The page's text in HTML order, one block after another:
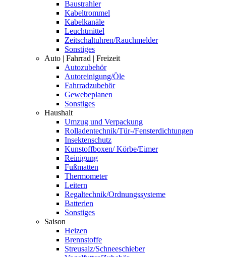
Baustrahler
Kabeltrommel
Kabelkanäle
Leuchtmittel
Zeitschaltuhren/Rauchmelder
Sonstiges
Auto | Fahrrad | Freizeit
Autozubehör
Autoreinigung/Öle
Fahrradzubehör
Gewebeplanen
Sonstiges
Haushalt
Umzug und Verpackung
Rolladentechnik/Tür-/Fensterdichtungen
Insektenschutz
Kunstoffboxen/ Körbe/Eimer
Reinigung
Fußmatten
Thermometer
Leitern
Regaltechnik/Ordnungssysteme
Batterien
Sonstiges
Saison
Heizen
Brennstoffe
Streusalz/Schneeschieber